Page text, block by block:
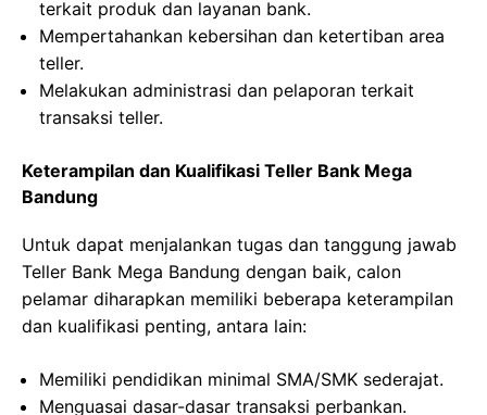
terkait produk dan layanan bank.
Mempertahankan kebersihan dan ketertiban area
teller.
Melakukan administrasi dan pelaporan terkait
transaksi teller.
Keterampilan dan Kualifikasi Teller Bank Mega
Bandung
Untuk dapat menjalankan tugas dan tanggung jawab
Teller Bank Mega Bandung dengan baik, calon
pelamar diharapkan memiliki beberapa keterampilan
dan kualifikasi penting, antara lain:
Memiliki pendidikan minimal SMA/SMK sederajat.
Menguasai dasar-dasar transaksi perbankan.